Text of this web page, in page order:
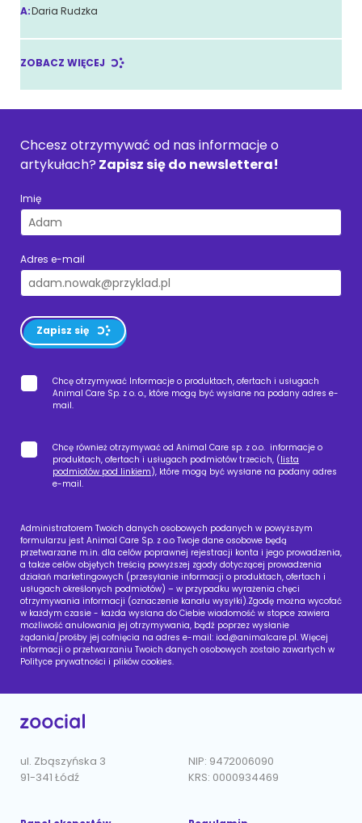
A:Daria Rudzka
ZOBACZ WIĘCEJ
Chcesz otrzymywać od nas informacje o
artykułach? Zapisz się do newslettera!
Imię
Adres e-mail
Zapisz się
Chcę otrzymywać Informacje o produktach, ofertach i usługach
Animal Care Sp. z o. o., które mogą być wysłane na podany adres e-
mail.
Chcę również otrzymywać od Animal Care sp. z o.o. informacje o
produktach, ofertach i usługach podmiotów trzecich, (lista
podmiotów pod linkiem), które mogą być wysłane na podany adres
e-mail.
Administratorem Twoich danych osobowych podanych w powyższym
formularzu jest Animal Care Sp. z o.o Twoje dane osobowe będą
przetwarzane m.in. dla celów poprawnej rejestracji konta i jego prowadzenia,
a także celów objętych treścią powyższej zgody dotyczącej prowadzenia
działań marketingowych (przesyłanie informacji o produktach, ofertach i
usługach określonych podmiotów) – w przypadku wyrażenia chęci
otrzymywania informacji (oznaczenie kanału wysyłki).Zgodę można wycofać
w każdym czasie - każda wysłana do Ciebie wiadomość w stopce zawiera
możliwość anulowania jej otrzymywania, bądź poprzez wysłanie
żądania/prośby jej cofnięcia na adres e-mail: iod@animalcare.pl. Więcej
informacji o przetwarzaniu Twoich danych osobowych zostało zawartych w
Polityce prywatności i plików cookies.
ul. Zbąszyńska 3
91-341 Łódź
NIP: 9472006090
KRS: 0000934469